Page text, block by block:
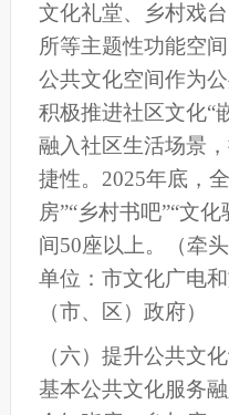
文化礼堂、乡村戏
所等主题性功能空
公共文化空间作为
积极推进社区文化“
融入社区生活场景
捷性。2025年底，全
房”“乡村书吧”“文
间50座以上。
（牵
单位：市文化广电
（市、 区 ） 政府）
（六）提升公共文
基本公共文化服务